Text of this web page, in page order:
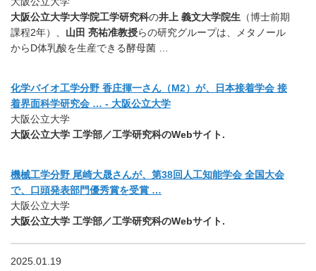
大阪公立大学大学院工学研究科の井上 義文大学院生 （博士前期
課程2年）、 山田 亮祐准教授らの研究グループは、メタノール
からD体乳酸を生産できる酵母菌 …
化学バイオ工学分野 香庄揮一さん（M2）が、日本接着学会 接
着界面科学研究会 … - 大阪公立大学
大阪公立大学
大阪公立大学 工学部／工学研究科のWebサイト.
機械工学分野 尾崎大晟さんが、第38回人工知能学会 全国大会
で、口頭発表部門優秀賞を受賞 …
大阪公立大学
大阪公立大学 工学部／工学研究科のWebサイト.
2025.01.19